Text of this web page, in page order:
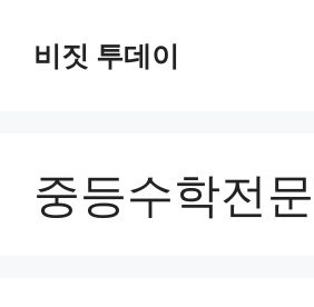
비짓 투데이
중등수학전